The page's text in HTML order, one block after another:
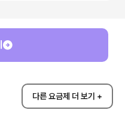
다른 요금제 더 보기 +